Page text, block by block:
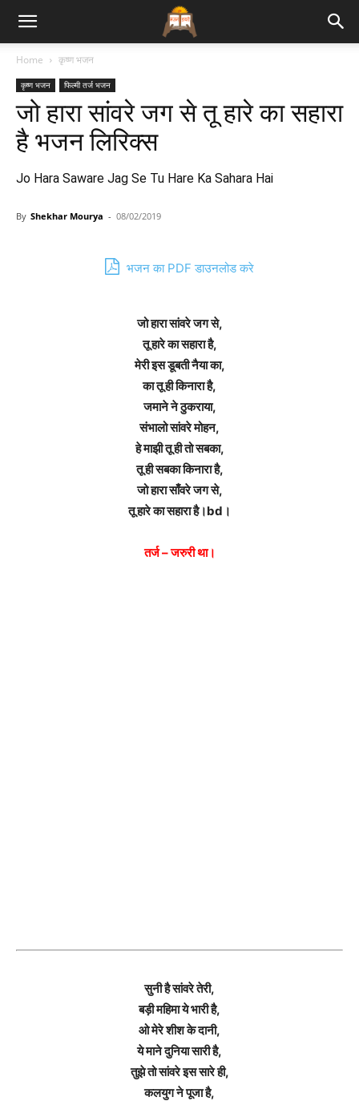
Bhajan
Lyrics
Home कृष्ण भजन
कृष्ण भजन फिल्मी तर्ज भजन
जो हारा सांवरे जग से तू हारे का सहारा
है भजन लिरिक्स
Jo Hara Saware Jag Se Tu Hare Ka Sahara Hai
By Shekhar Mourya - 08/02/2019
भजन का PDF डाउनलोड करे
जो हारा सांवरे जग से,
तू हारे का सहारा है,
मेरी इस डूबती नैया का,
का तू ही किनारा है,
जमाने ने ठुकराया,
संभालो सांवरे मोहन,
हे माझी तू ही तो सबका,
तू ही सबका किनारा है,
जो हारा साँवरे जग से,
तू हारे का सहारा है।bd।
तर्ज – जरुरी था।
सुनी है सांवरे तेरी,
बड़ी महिमा ये भारी है,
ओ मेरे शीश के दानी,
ये माने दुनिया सारी है,
तुझे तो सांवरे इस सारे ही,
कलयुग ने पूजा है,